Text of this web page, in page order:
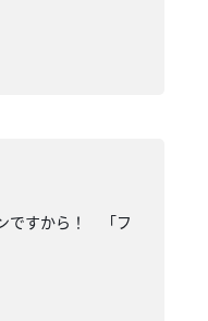
ですから！ 「フ